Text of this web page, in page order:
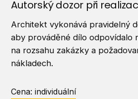
Autorský dozor při
Architekt vykonává pravidelný
aby prováděné dílo odpovídalo
na rozsahu zakázky a
nákladech.
Cena: individuální